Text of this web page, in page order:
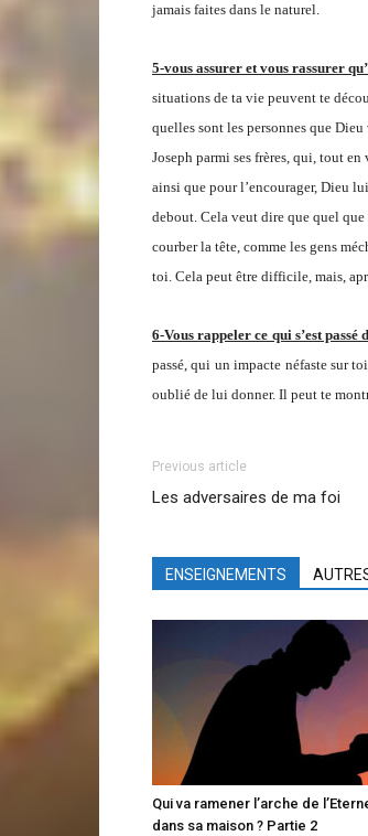
jamais faites dans le naturel.
5-vous assurer et vous rassurer
situations de ta vie peuvent te
quelles sont les personnes que
Joseph parmi ses frères, qui, tout
ainsi que pour l’encourager, Dieu
debout. Cela veut dire que quel
courber la tête, comme les gens
toi. Cela peut être difficile, mais,
6-Vous rappeler ce qui s’est passé
passé, qui un impacte néfaste sur
oublié de lui donner. Il peut te
Previous article
Les adversaires de ma foi
ENSEIGNEMENTS
Qui va ramener l’arche de
dans sa maison ? Partie 2